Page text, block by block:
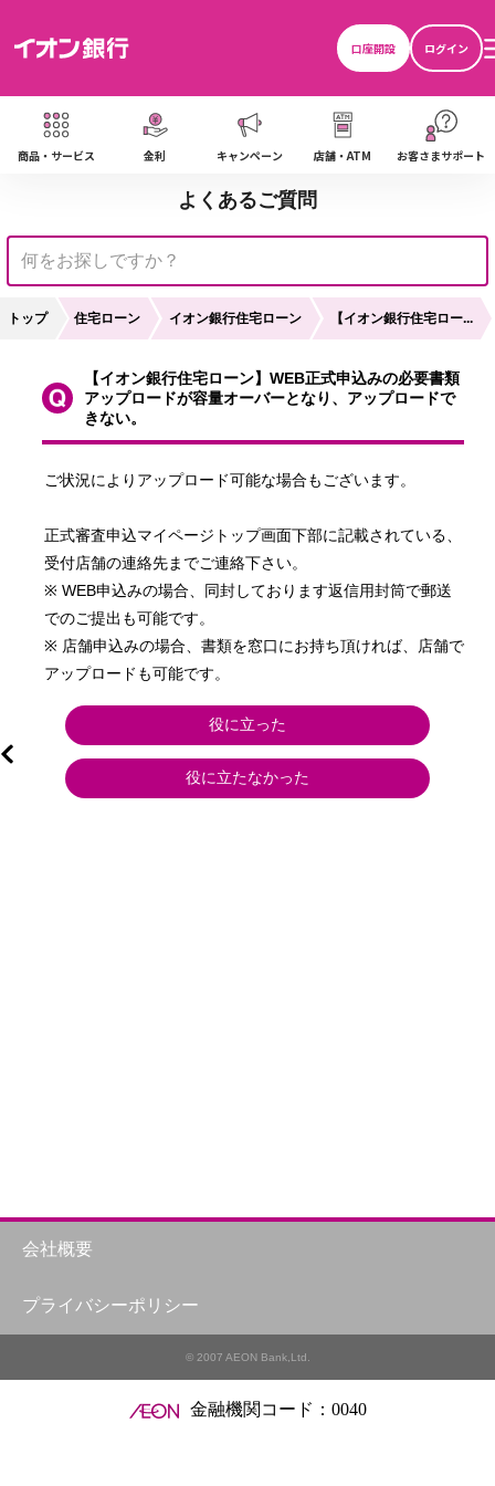
口座開設
ログイン
商品・サービス 金利 キャンペーン 店舗・ATM お客さまサポート
よくあるご質問
トップ 住宅ローン イオン銀行住宅ローン 【イオン銀行住宅ロー...
【イオン銀行住宅ローン】WEB正式申込みの必要書類
アップロードが容量オーバーとなり、アップロードで
きない。
ご状況によりアップロード可能な場合もございます。
正式審査申込マイページトップ画面下部に記載されている、
受付店舗の連絡先までご連絡下さい。
※ WEB申込みの場合、同封しております返信用封筒で郵送
でのご提出も可能です。
※ 店舗申込みの場合、書類を窓口にお持ち頂ければ、店舗で
アップロードも可能です。
役に立った
役に立たなかった
会社概要
プライバシーポリシー
© 2007 AEON Bank,Ltd.
金融機関コード：0040